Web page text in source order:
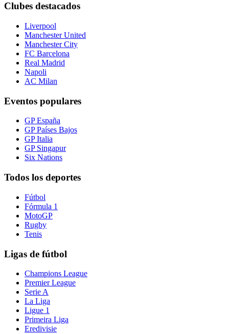
Clubes destacados
Liverpool
Manchester United
Manchester City
FC Barcelona
Real Madrid
Napoli
AC Milan
Eventos populares
GP España
GP Países Bajos
GP Italia
GP Singapur
Six Nations
Todos los deportes
Fútbol
Fórmula 1
MotoGP
Rugby
Tenis
Ligas de fútbol
Champions League
Premier League
Serie A
La Liga
Ligue 1
Primeira Liga
Eredivisie